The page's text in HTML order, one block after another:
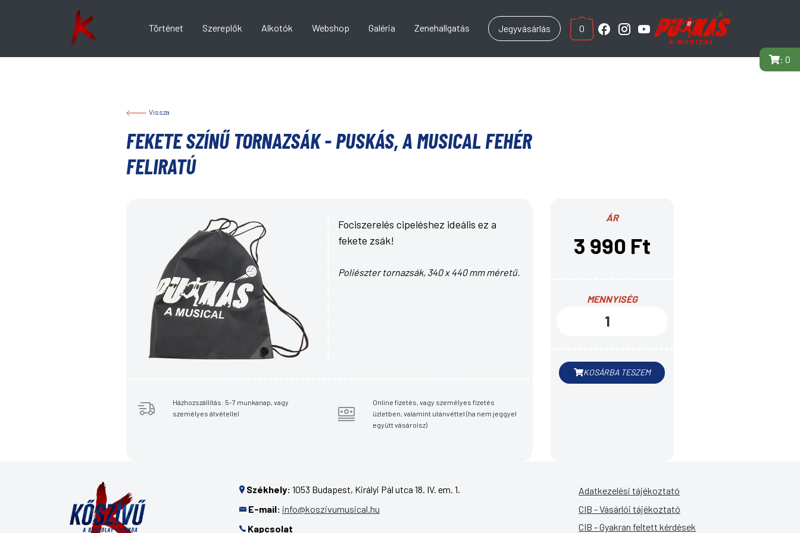
Történet Szereplők Alkotók Webshop Galéria Zenehallgatás Jegyvásárlás 0
: O
Vissza
FEKETE SZÍNŰ TORNAZSÁK - PUSKÁS, A MUSICAL FEHÉR
FELIRATÚ
Fociszerelés cipeléshez ideális ez a
fekete zsák!
Poliészter tornazsák, 340 x 440 mm méretű.
Házhozszállítás: 5-7 munkanap, vagy
személyes átvétellel
Online fizetés, vagy személyes fizetés
üzletben, valamint utánvéttel (ha nem jeggyel
együtt vásárolsz)
ÁR
3 990 Ft
MENNYISÉG
KOSÁRBA TESZEM
Székhely: 1053 Budapest, Királyi Pál utca 18. IV. em. 1.
E-mail: info@koszivumusical.hu
Kapcsolat
Adatkezelési tájékoztató
CIB - Vásárlói tájékoztató
CIB - Gyakran feltett kérdések